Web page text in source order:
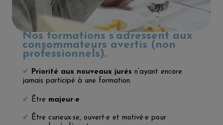
Nos formations s’adressent aux
consommateurs avertis (non
professionnels).
✔ Priorité aux nouveaux jurés n’ayant encore
jamais participé à une formation.
✔ Être majeur·e
✔ Être curieux·se, ouvert·e et motivé·e pour